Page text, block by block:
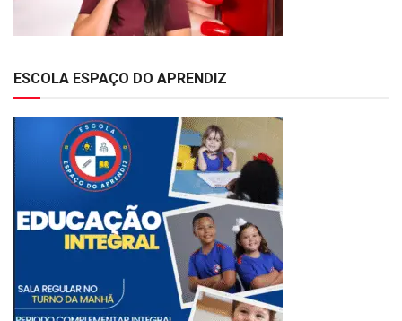
ESCOLA ESPAÇO DO APRENDIZ